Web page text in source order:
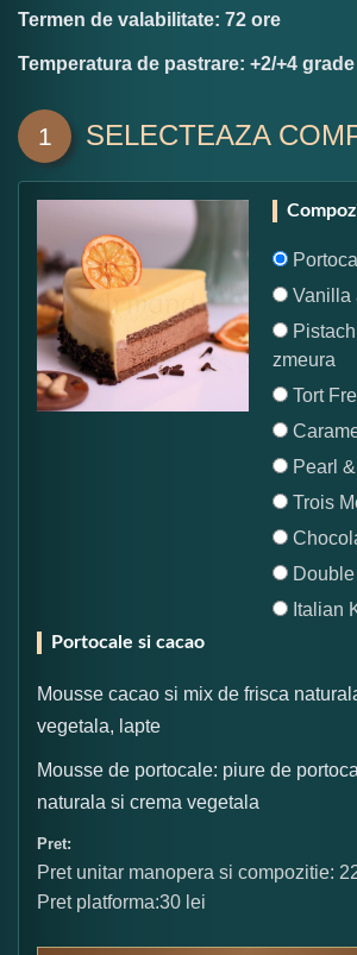
Termen de valabilitate: 72 ore
Temperatura de pastrare: +2/+4
1 SELECTEAZA
Vanilla
zmeura
Tort
Pearl
Trois
Italian
Portocale si cacao
Mousse cacao si mix de frisca
vegetala, lapte
Mousse de portocale: piure de
naturala si crema vegetala
Pret:
Pret unitar manopera si compozitie:
Pret platforma:30 lei